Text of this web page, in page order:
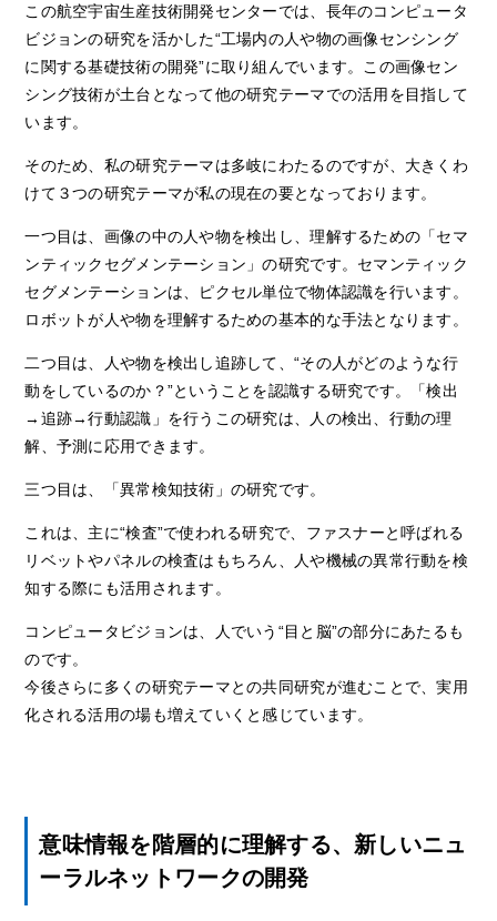
この航空宇宙生産技術開発センターでは、長年のコンピュータ
ビジョンの研究を活かした“工場内の人や物の画像センシング
に関する基礎技術の開発”に取り組んでいます。この画像セン
シング技術が土台となって他の研究テーマでの活用を目指して
います。
そのため、私の研究テーマは多岐にわたるのですが、大きくわ
けて３つの研究テーマが私の現在の要となっております。
一つ目は、画像の中の人や物を検出し、理解するための「セマ
ンティックセグメンテーション」の研究です。セマンティック
セグメンテーションは、ピクセル単位で物体認識を行います。
ロボットが人や物を理解するための基本的な手法となります。
二つ目は、人や物を検出し追跡して、“その人がどのような行
動をしているのか？”ということを認識する研究です。「検出
→追跡→行動認識」を行うこの研究は、人の検出、行動の理
解、予測に応用できます。
三つ目は、「異常検知技術」の研究です。
これは、主に“検査”で使われる研究で、ファスナーと呼ばれる
リベットやパネルの検査はもちろん、人や機械の異常行動を検
知する際にも活用されます。
コンピュータビジョンは、人でいう“目と脳”の部分にあたるも
のです。
今後さらに多くの研究テーマとの共同研究が進むことで、実用
化される活用の場も増えていくと感じています。
意味情報を階層的に理解する、新しいニュ
ーラルネットワークの開発